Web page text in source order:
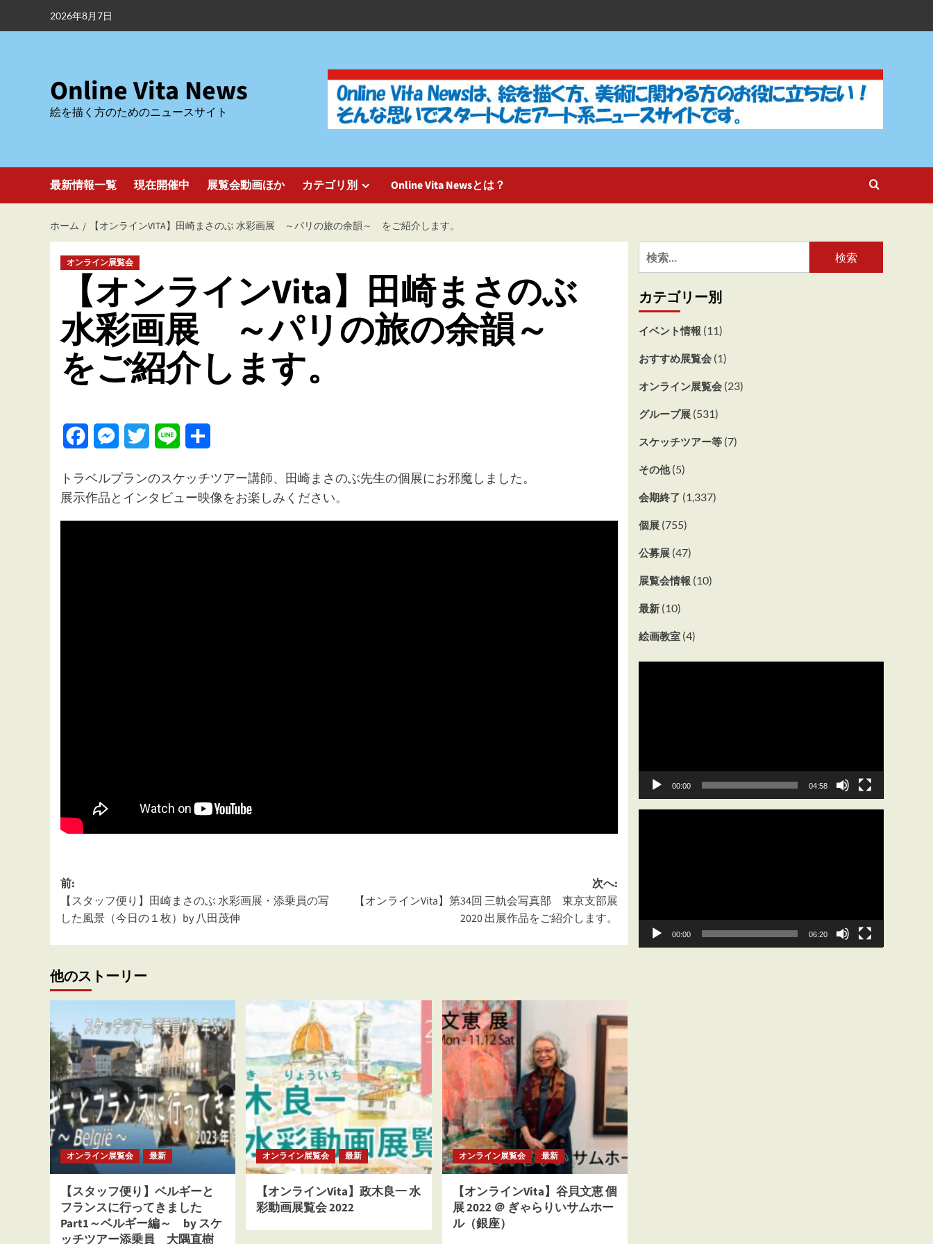
2026年8月7日
Online Vita News
絵を描く方のためのニュースサイト
最新情報一覧 現在開催中 展覧会動画ほか カテゴリ別 Online Vita Newsとは？
ホーム 【オンラインVITA】田崎まさのぶ 水彩画展 ～パリの旅の余韻～ をご紹介します。
オンライン展覧会
【オンラインVita】田崎まさのぶ
水彩画展 ～パリの旅の余韻～
をご紹介します。
FacebookMessenger
Twitter Line
トラベルプランのスケッチツアー講師、田崎まさのぶ先生の個展にお邪魔しました。
展示作品とインタビュー映像をお楽しみください。
投
稿
ナ
ビ
ゲ
ー
シ
ョ
ン
前:
【スタッフ便り】田崎まさのぶ 水彩画展・添乗員の写
した風景（今日の１枚）by 八田茂伸
次へ:
【オンラインVita】第34回 三軌会写真部 東京支部展
2020 出展作品をご紹介します。
他のストーリー
オンライン展覧会 最新
【スタッフ便り】ベルギーと
フランスに行ってきました
Part1～ベルギー編～ by スケ
ッチツアー添乗員 大隅直樹
オンライン展覧会 最新
【オンラインVita】政木良一 水
彩動画展覧会 2022
オンライン展覧会 最新
【オンラインVita】谷貝文恵 個
展 2022 ＠ ぎゃらりいサムホー
ル（銀座）
検
索:
カテゴリー別
イベント情報 (11)
おすすめ展覧会(1)
オンライン展覧会(23)
グループ展(531)
スケッチツアー等(7)
その他(5)
会期終了 (1,337)
個展(755)
公募展(47)
展覧会情報 (10)
最新(10)
絵画教室(4)
ー
00:00 04:58
ー
00:00 06:20